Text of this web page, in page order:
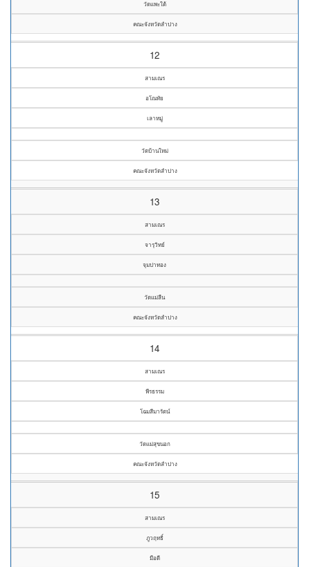
วัดแพะใต้
คณะจังหวัดลำปาง
12
สามเณร
อโณทัย
เลาหมู่
วัดบ้านใหม่
คณะจังหวัดลำปาง
13
สามเณร
จารุวิทย์
จุมปาทอง
วัดแม่ลืน
คณะจังหวัดลำปาง
14
สามเณร
พีรธรรม
โฉมสีมารัตน์
วัดแม่สุขนอก
คณะจังหวัดลำปาง
15
สามเณร
ภูวฤทธิ์
มือดี